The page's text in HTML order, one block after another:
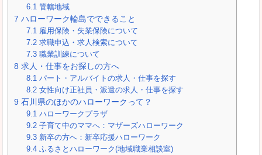
6.1 管轄地域
7 ハローワーク輪島でできること
7.1 雇用保険・失業保険について
7.2 求職申込・求人検索について
7.3 職業訓練について
8 求人・仕事をお探しの方へ
8.1 パート・アルバイトの求人・仕事を探す
8.2 女性向け正社員・派遣の求人・仕事を探す
9 石川県のほかのハローワークって？
9.1 ハローワークプラザ
9.2 子育て中のママへ：マザーズハローワーク
9.3 新卒の方へ：新卒応援ハローワーク
9.4 ふるさとハローワーク(地域職業相談室)